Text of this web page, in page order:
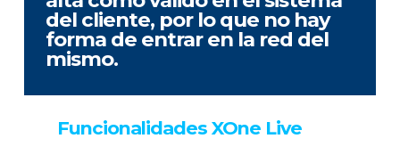
del cliente, por lo que no hay
forma de entrar en la red del
mismo.
Funcionalidades XOne Live